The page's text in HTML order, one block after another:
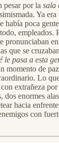
pesar por la sala
Ya
había poca
empleados.
pronunciaban
que se
le pasa a esta
momento de
Lo
extrañeza
dos enormes
hacia
con